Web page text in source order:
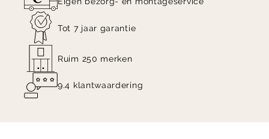
Tot 7 jaar garantie
Ruim 250 merken
9.4 klantwaardering